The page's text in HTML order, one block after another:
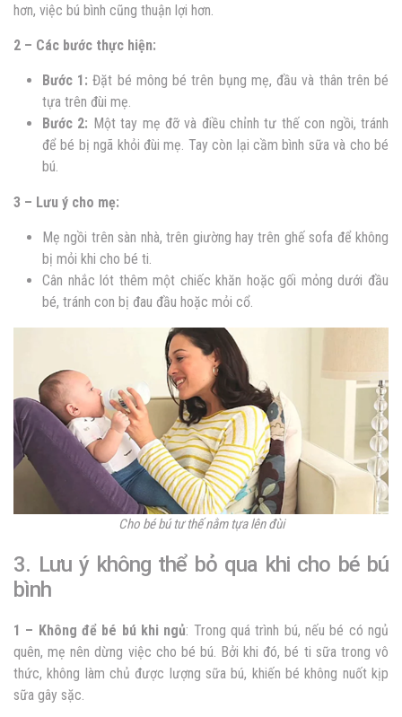
hơn, việc bú bình cũng thuận lợi hơn.
2 – Các bước thực hiện:
Bước 1:Đặt bé mông bé trên bụng mẹ, đầu và thân trên bé
tựa trên đùi mẹ.
Bước 2: Một tay mẹ đỡ và điều chỉnh tư thế con ngồi, tránh
để bé bị ngã khỏi đùi mẹ. Tay còn lại cầm bình sữa và cho bé
bú.
3 – Lưu ý cho mẹ:
Mẹ ngồi trên sàn nhà, trên giường hay trên ghế sofa để không
bị mỏi khi cho bé ti.
Cân nhắc lót thêm một chiếc khăn hoặc gối mỏng dưới đầu
bé, tránh con bị đau đầu hoặc mỏi cổ.
Cho bé bú tư thế nằm tựa lên đùi
3. Lưu ý không thể bỏ qua khi cho bé bú
bình
1 – Không để bé bú khi ngủ: Trong quá trình bú, nếu bé có ngủ
quên, mẹ nên dừng việc cho bé bú. Bởi khi đó, bé ti sữa trong vô
thức, không làm chủ được lượng sữa bú, khiến bé không nuốt kịp
sữa gây sặc.